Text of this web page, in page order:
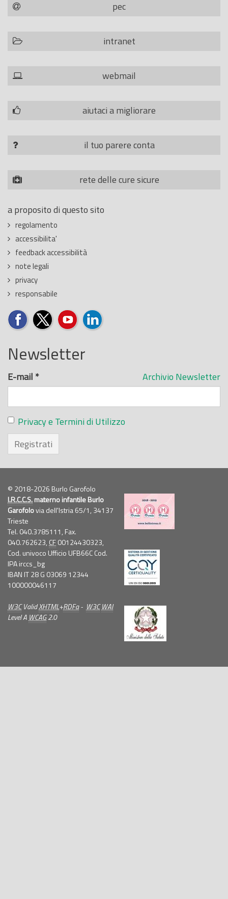
pec
intranet
webmail
aiutaci a migliorare
il tuo parere conta
rete delle cure sicure
a proposito di questo sito
regolamento
accessibilita'
feedback accessibilità
note legali
privacy
responsabile
Newsletter
Archivio Newsletter
E-mail *
Privacy e Termini di Utilizzo
Registrati
© 2018-2026 Burlo Garofolo
I.R.C.C.S.materno infantile Burlo
Garofolovia dell'Istria 65/1, 34137
Trieste
Tel. 040.3785111, Fax.
040.762623, CF00124430323,
Cod. univoco Ufficio UFB66C Cod.
IPA irccs_bg
IBAN IT 28 G 03069 12344
100000046117
W3CValidXHTML+RDFa- W3C WAI
Level A WCAG2.0